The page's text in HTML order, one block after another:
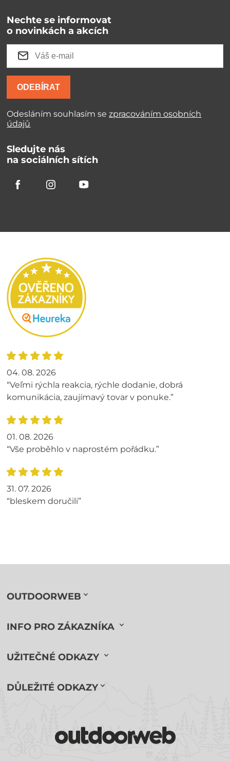
Nechte se informovat
o novinkách a akcích
ODEBÍRAT
Odesláním souhlasím sezpracováním osobních
údajů
Sledujte nás
na sociálních sítích
04. 08. 2026
“Veľmi rýchla reakcia, rýchle dodanie, dobrá
komunikácia, zaujímavý tovar v ponuke.”
01. 08. 2026
“Vše proběhlo v naprostém pořádku.”
31. 07. 2026
“bleskem doručili”
OUTDOORWEB
INFO PRO ZÁKAZNÍKA
UŽITEČNÉ ODKAZY
DŮLEŽITÉ ODKAZY